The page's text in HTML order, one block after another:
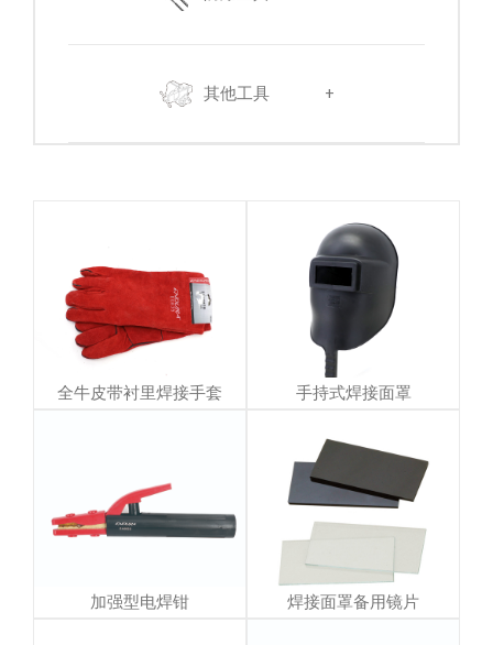
其他工具 +
全牛皮带衬里焊接手套 手持式焊接面罩
加强型电焊钳 焊接面罩备用镜片